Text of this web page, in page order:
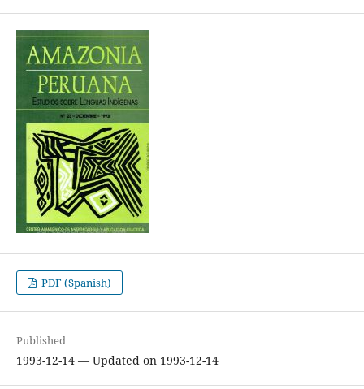
PDF (Spanish)
Published
1993-12-14 — Updated on 1993-12-14